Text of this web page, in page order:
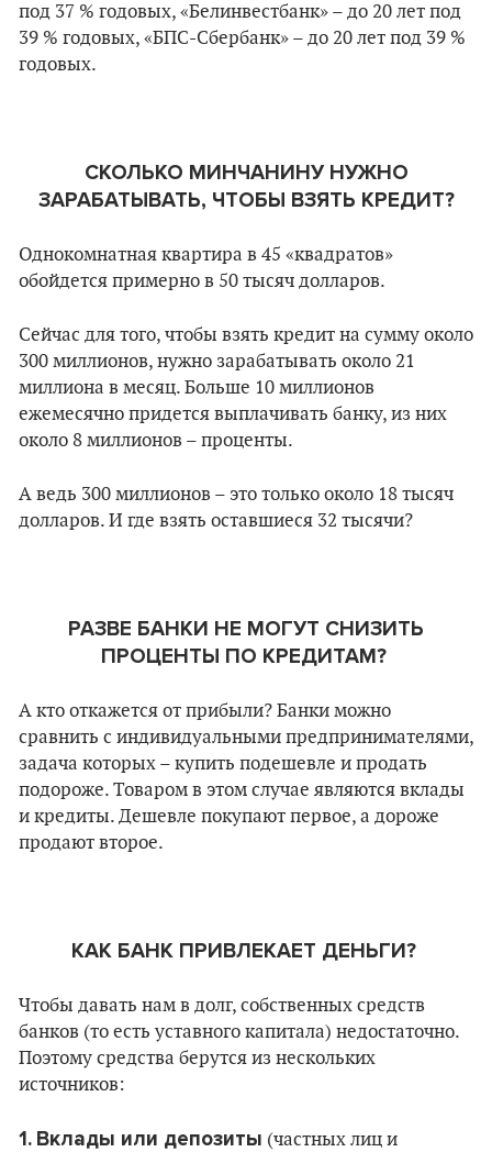
под 37 % годовых, «Белинвестбанк» – до 20 лет под
39 % годовых, «БПС-Сбербанк» – до 20 лет под 39 %
годовых.
СКОЛЬКО МИНЧАНИНУ НУЖНО
ЗАРАБАТЫВАТЬ, ЧТОБЫ ВЗЯТЬ КРЕДИТ?
Однокомнатная квартира в 45 «квадратов»
обойдется примерно в 50 тысяч долларов.
Сейчас для того, чтобы взять кредит на сумму около
300 миллионов, нужно зарабатывать около 21
миллиона в месяц. Больше 10 миллионов
ежемесячно придется выплачивать банку, из них
около 8 миллионов – проценты.
А ведь 300 миллионов – это только около 18 тысяч
долларов. И где взять оставшиеся 32 тысячи?
РАЗВЕ БАНКИ НЕ МОГУТ СНИЗИТЬ
ПРОЦЕНТЫ ПО КРЕДИТАМ?
А кто откажется от прибыли? Банки можно
сравнить с индивидуальными предпринимателями,
задача которых – купить подешевле и продать
подороже. Товаром в этом случае являются вклады
и кредиты. Дешевле покупают первое, а дороже
продают второе.
КАК БАНК ПРИВЛЕКАЕТ ДЕНЬГИ?
Чтобы давать нам в долг, собственных средств
банков (то есть уставного капитала) недостаточно.
Поэтому средства берутся из нескольких
источников:
1. Вклады или депозиты (частных лиц и